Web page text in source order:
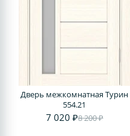
Дверь межкомнатная Турин
554.21
7 020 ₽8 200 ₽